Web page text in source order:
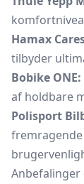
Hamax
tilbyder
Bobike ONE:
af holdbare
Polisport
Anbefalinger